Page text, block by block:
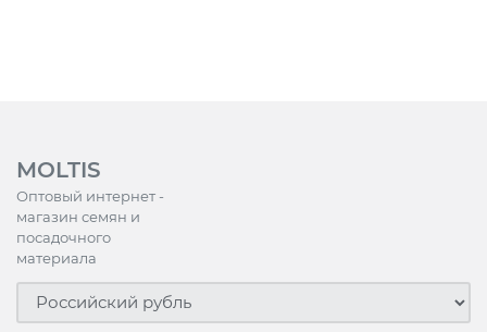
MOLTIS
Оптовый интернет -
магазин семян и
посадочного
материала